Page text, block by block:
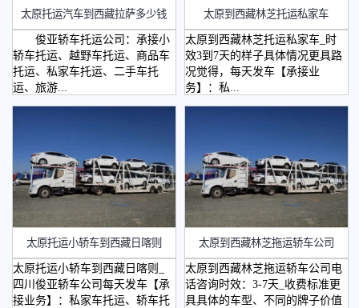
太原托运汽车到西藏拉萨多少钱
俊亚轿车托运公司：承接小
轿车托运、越野车托运、商品车
托运、私家车托运、二手车托
运、旅游...
太原到西藏林芝托运私家车
太原到西藏林芝托运私家车_时
效3到7天的样子具体情况更具路
况觉得，每天发车【承接业
务】：私...
太原托运小轿车到西藏日喀则
太原托运小轿车到西藏日喀则_
四川俊亚轿车公司每天发车【承
接业务】：私家车托运、轿车托
太原到西藏林芝拖运轿车公司
太原到西藏林芝拖运轿车公司电
话咨询时效：3-7天_收费标准更
具具体的车型、不同的牌子价值